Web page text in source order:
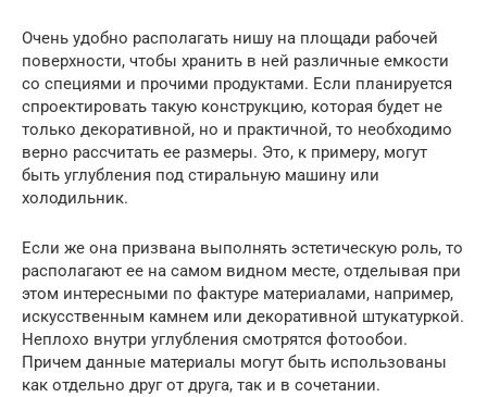
Очень удобно располагать нишу на площади рабочей
поверхности, чтобы хранить в ней различные емкости
со специями и прочими продуктами. Если планируется
спроектировать такую конструкцию, которая будет не
только декоративной, но и практичной, то необходимо
верно рассчитать ее размеры. Это, к примеру, могут
быть углубления под стиральную машину или
холодильник.
Если же она призвана выполнять эстетическую роль, то
располагают ее на самом видном месте, отделывая при
этом интересными по фактуре материалами, например,
искусственным камнем или декоративной штукатуркой.
Неплохо внутри углубления смотрятся фотообои.
Причем данные материалы могут быть использованы
как отдельно друг от друга, так и в сочетании.